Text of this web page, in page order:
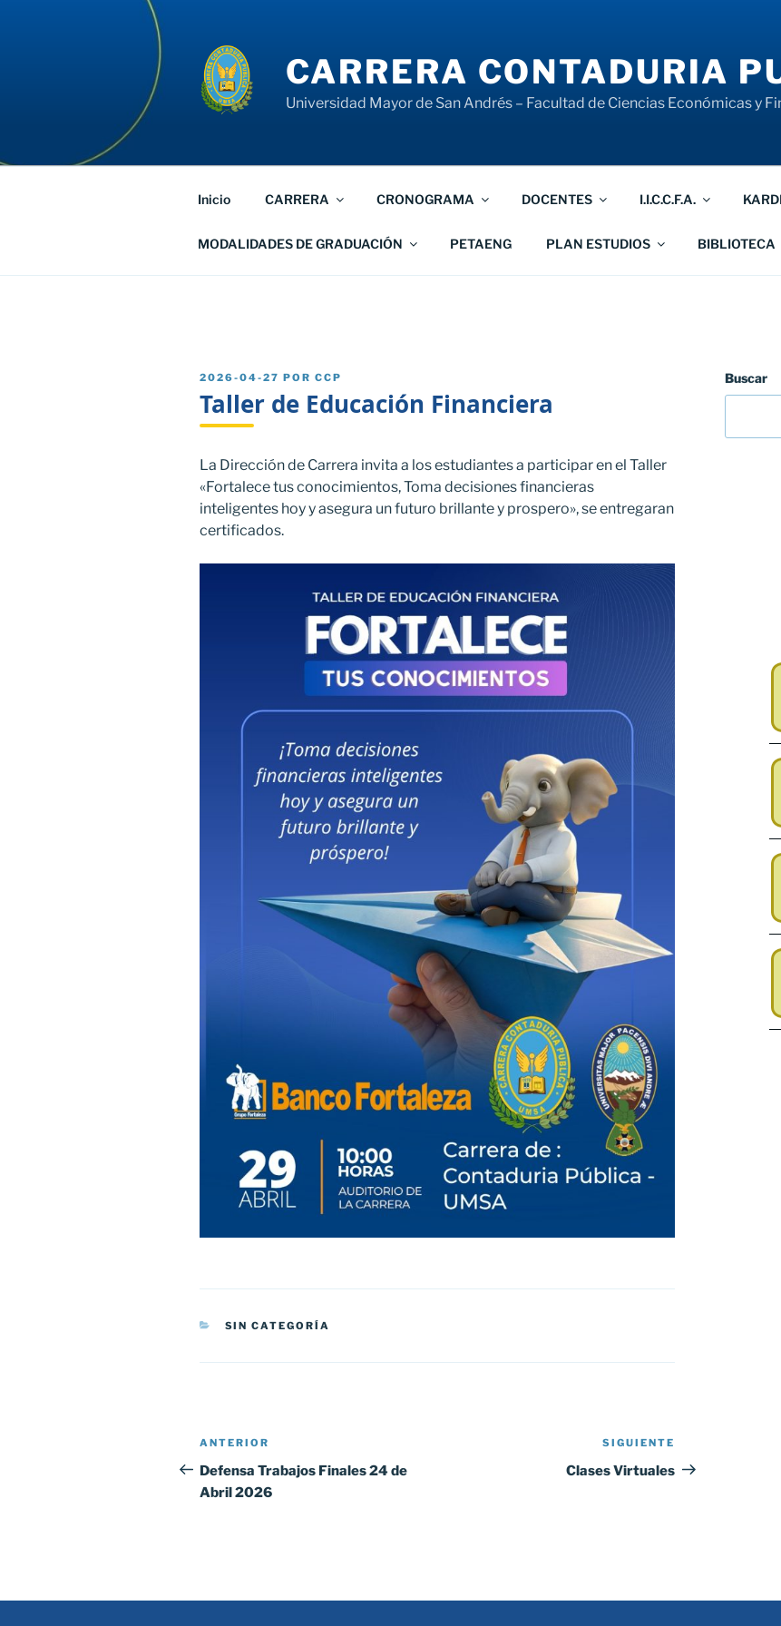
CARRERA CONTADURIA
Universidad Mayor de San Andrés – Facultad de Ciencias Económicas y
Inicio CARRERA CRONOGRAMA DOCENTES I.I.C.C.F.A.
MODALIDADES DE GRADUACIÓN PETAENG PLAN ESTUDIOS BIBLIOTECA
PUBLICADO
2026-04-27 POR CCP
Taller de Educación Financiera
La Dirección de Carrera invita a los estudiantes a participar en el Taller
«Fortalece tus conocimientos, Toma decisiones financieras
inteligentes hoy y asegura un futuro brillante y prospero», se entregaran
certificados.
CATEGORÍAS
SIN CATEGORÍA
Navegación
de
entradas
Entrada
anterior:
ANTERIOR
Defensa Trabajos Finales 24 de
Abril 2026
entrada
SIGUIENTE
Clases Virtuales
Buscar